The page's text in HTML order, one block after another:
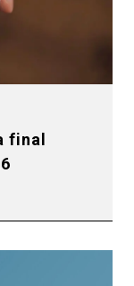
final